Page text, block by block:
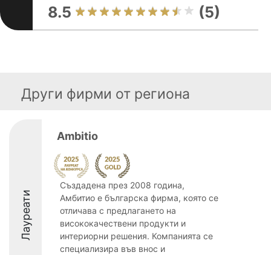
8.5 (5)
Други фирми от региона
Лауреати
Ambitio
Създадена през 2008 година,
Амбитио е българска фирма, която се
отличава с предлагането на
висококачествени продукти и
интериорни решения. Компанията се
специализира във внос и